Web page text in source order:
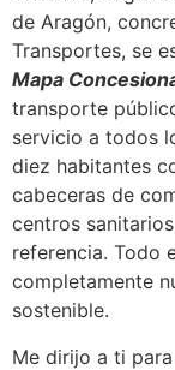
de Aragón,
Transportes, se
Mapa
transporte
servicio a todos
diez habitantes
cabeceras de
centros
referencia. Todo
completamente
sostenible.
Me dirijo a ti